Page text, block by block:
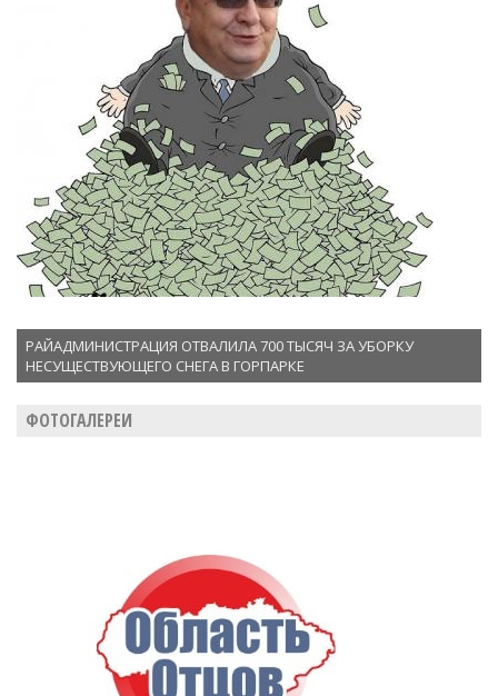
РАЙАДМИНИСТРАЦИЯ ОТВАЛИЛА 700 ТЫСЯЧ ЗА УБОРКУ
НЕСУЩЕСТВУЮЩЕГО СНЕГА В ГОРПАРКЕ
ФОТОГАЛЕРЕИ